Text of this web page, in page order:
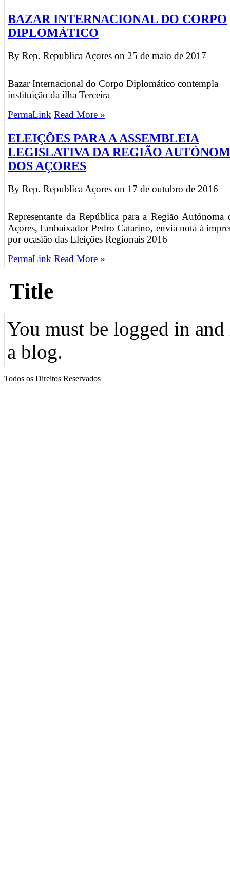
BAZAR INTERNACIONAL DO CORPO
DIPLOMÁTICO
By Rep. Republica Açores on 25 de maio de 2017
Bazar Internacional do Corpo Diplomático contempla
instituição da ilha Terceira
PermaLink Read More »
ELEIÇÕES PARA A ASSEMBLEIA
LEGISLATIVA DA REGIÃO
DOS AÇORES
By Rep. Republica Açores on 17 de outubro de 2016
Representante da República para a Região Autónoma
Açores, Embaixador Pedro Catarino, envia nota à
por ocasião das Eleições Regionais 2016
PermaLink Read More »
Title
You must be logged in
a blog.
Todos os Direitos Reservados